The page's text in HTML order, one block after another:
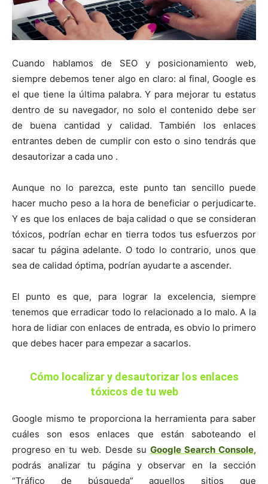
Cuando hablamos de SEO y posicionamiento web,
siempre debemos tener algo en claro: al final, Google es
el que tiene la última palabra. Y para mejorar tu estatus
dentro de su navegador, no solo el contenido debe ser
de buena cantidad y calidad. También los enlaces
entrantes deben de cumplir con esto o sino tendrás que
desautorizar a cada uno .
Aunque no lo parezca, este punto tan sencillo puede
hacer mucho peso a la hora de beneficiar o perjudicarte.
Y es que los enlaces de baja calidad o que se consideran
tóxicos, podrían echar en tierra todos tus esfuerzos por
sacar tu página adelante. O todo lo contrario, unos que
sea de calidad óptima, podrían ayudarte a ascender.
El punto es que, para lograr la excelencia, siempre
tenemos que erradicar todo lo relacionado a lo malo. A la
hora de lidiar con enlaces de entrada, es obvio lo primero
que debes hacer para empezar a sacarlos.
Cómo localizar y desautorizar los enlaces
tóxicos de tu web
Google mismo te proporciona la herramienta para saber
cuáles son esos enlaces que están saboteando el
progreso en tu web. Desde su Google Search Console,
podrás analizar tu página y observar en la sección
“Tráfico de búsqueda” aquellos sitios que